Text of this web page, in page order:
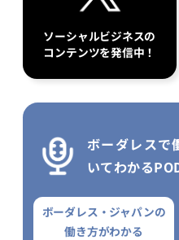
ソーシャルビジネスの
コンテンツを発信中！
ボーダレスで
いてわかる
ボーダレス・ジャパンの
働き方がわかる